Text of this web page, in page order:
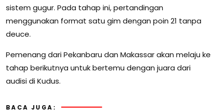
sistem gugur. Pada tahap ini, pertandingan
menggunakan format satu gim dengan poin 21 tanpa
deuce.
Pemenang dari Pekanbaru dan Makassar akan melaju ke
tahap berikutnya untuk bertemu dengan juara dari
audisi di Kudus.
BACA JUGA: